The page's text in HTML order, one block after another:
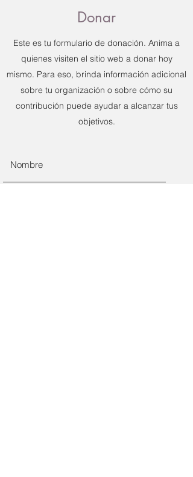
Donar
Este es tu formulario de donación. Anima a
quienes visiten el sitio web a donar hoy
mismo. Para eso, brinda información adicional
sobre tu organización o sobre cómo su
contribución puede ayudar a alcanzar tus
objetivos.